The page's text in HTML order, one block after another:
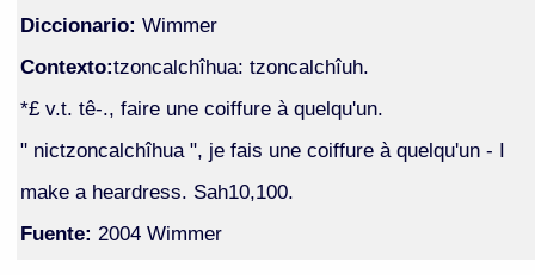
Diccionario: Wimmer
Contexto:tzoncalchîhua: tzoncalchîuh.
*£ v.t. tê-., faire une coiffure à quelqu'un.
" nictzoncalchîhua ", je fais une coiffure à quelqu'un - I
make a heardress. Sah10,100.
Fuente: 2004 Wimmer